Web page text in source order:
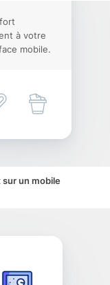
à votre
mobile.
un mobile